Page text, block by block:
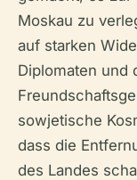
Moskau zu
auf starken
Diplomaten und
sowjetische
dass die
des Landes